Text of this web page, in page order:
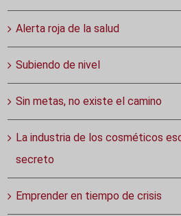
Alerta roja de la salud
Subiendo de nivel
Sin metas, no existe el camino
La industria de los cosméticos
secreto
Emprender en tiempo de crisis